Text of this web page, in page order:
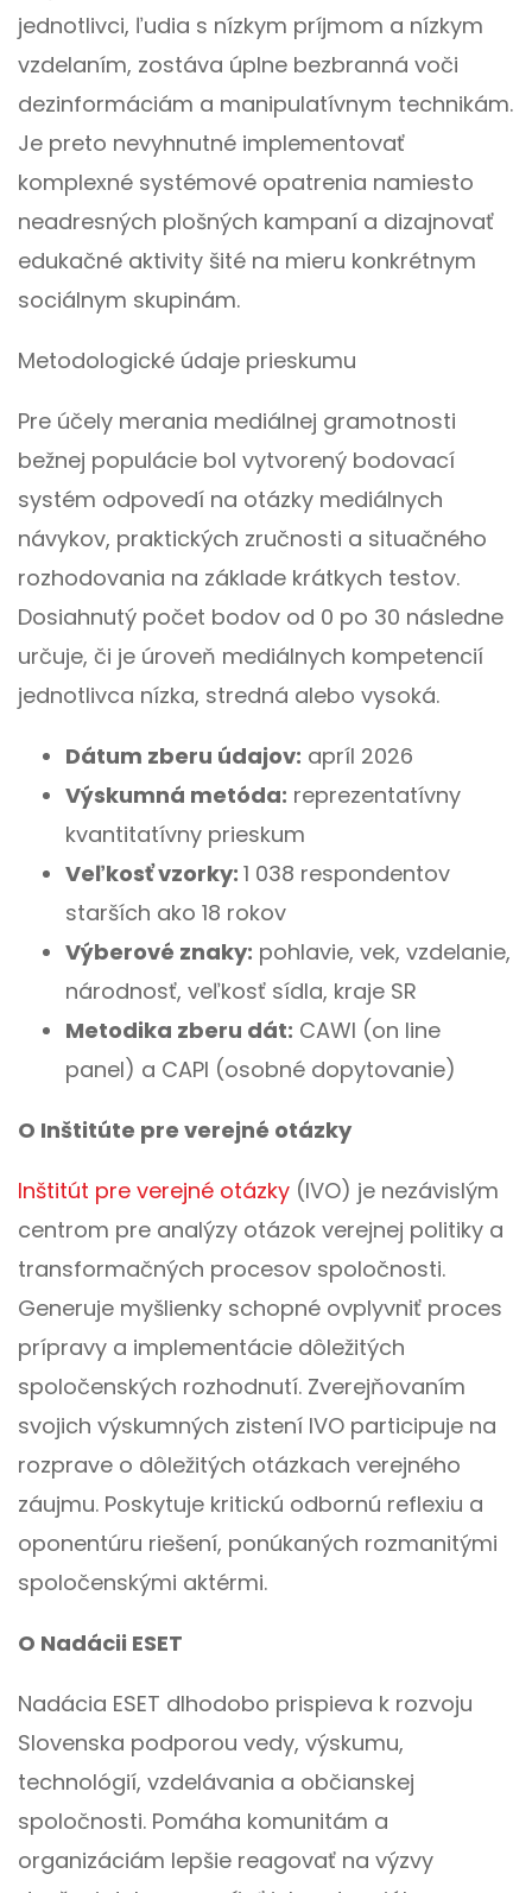
jednotlivci, ľudia s nízkym príjmom a nízkym
vzdelaním, zostáva úplne bezbranná voči
dezinformáciám a manipulatívnym technikám.
Je preto nevyhnutné implementovať
komplexné systémové opatrenia namiesto
neadresných plošných kampaní a dizajnovať
edukačné aktivity šité na mieru konkrétnym
sociálnym skupinám.
Metodologické údaje prieskumu
Pre účely merania mediálnej gramotnosti
bežnej populácie bol vytvorený bodovací
systém odpovedí na otázky mediálnych
návykov, praktických zručnosti a situačného
rozhodovania na základe krátkych testov.
Dosiahnutý počet bodov od 0 po 30 následne
určuje, či je úroveň mediálnych kompetencií
jednotlivca nízka, stredná alebo vysoká.
Dátum zberu údajov: apríl 2026
Výskumná metóda: reprezentatívny
kvantitatívny prieskum
Veľkosť vzorky: 1 038 respondentov
starších ako 18 rokov
Výberové znaky: pohlavie, vek, vzdelanie,
národnosť, veľkosť sídla, kraje SR
Metodika zberu dát: CAWI (on line
panel) a CAPI (osobné dopytovanie)
O Inštitúte pre verejné otázky
Inštitút pre verejné otázky (IVO) je nezávislým
centrom pre analýzy otázok verejnej politiky a
transformačných procesov spoločnosti.
Generuje myšlienky schopné ovplyvniť proces
prípravy a implementácie dôležitých
spoločenských rozhodnutí. Zverejňovaním
svojich výskumných zistení IVO participuje na
rozprave o dôležitých otázkach verejného
záujmu. Poskytuje kritickú odbornú reflexiu a
oponentúru riešení, ponúkaných rozmanitými
spoločenskými aktérmi.
O Nadácii ESET
Nadácia ESET dlhodobo prispieva k rozvoju
Slovenska podporou vedy, výskumu,
technológií, vzdelávania a občianskej
spoločnosti. Pomáha komunitám a
organizáciám lepšie reagovať na výzvy